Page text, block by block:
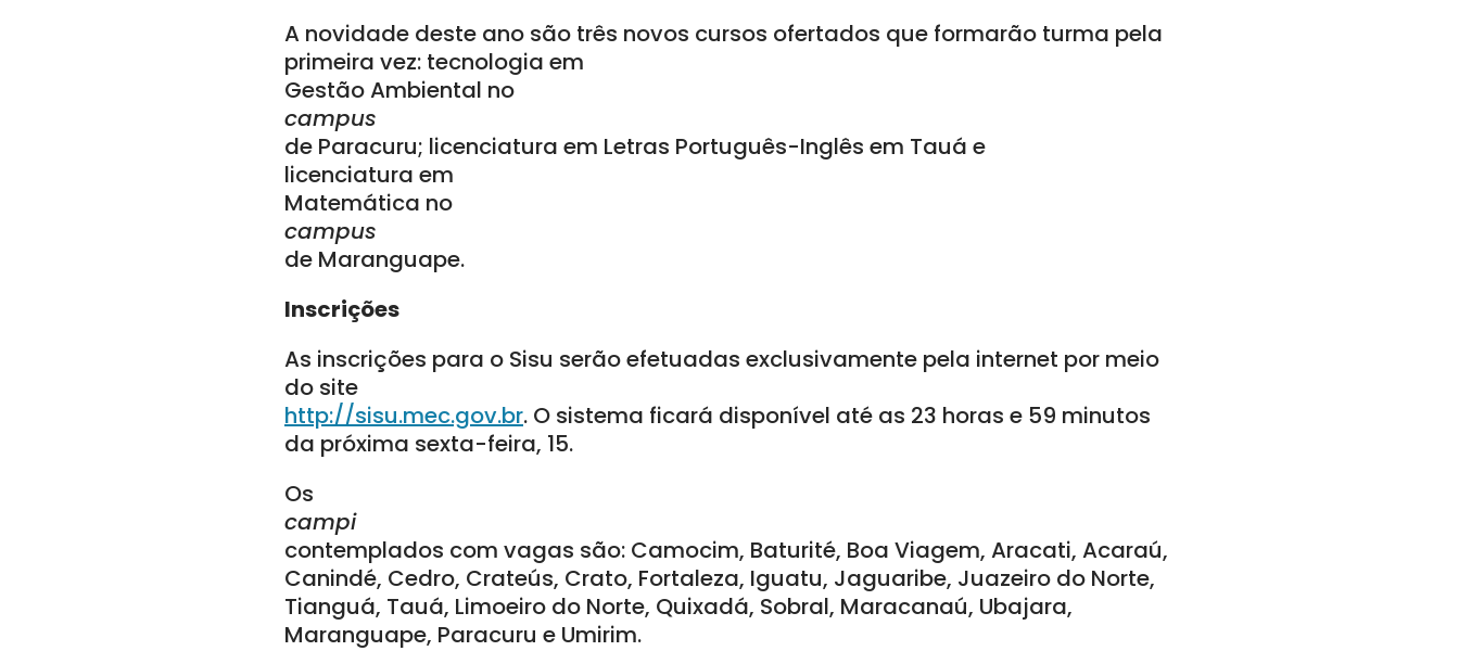
A novidade deste ano são três novos cursos ofertados que formarão turma pela
primeira vez: tecnologia em
Gestão Ambiental no
campus
de Paracuru; licenciatura em Letras Português-Inglês em Tauá e
licenciatura em
Matemática no
campus
de Maranguape.
Inscrições
As inscrições para o Sisu serão efetuadas exclusivamente pela internet por meio
do site
http://sisu.mec.gov.br. O sistema ficará disponível até as 23 horas e 59 minutos
da próxima sexta-feira, 15.
Os
campi
contemplados com vagas são: Camocim, Baturité, Boa Viagem, Aracati, Acaraú,
Canindé, Cedro, Crateús, Crato, Fortaleza, Iguatu, Jaguaribe, Juazeiro do Norte,
Tianguá, Tauá, Limoeiro do Norte, Quixadá, Sobral, Maracanaú, Ubajara,
Maranguape, Paracuru e Umirim.